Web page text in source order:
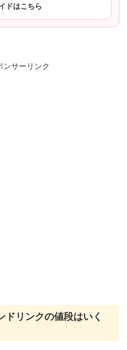
ドはこちら
ンサーリンク
ドリンクの値段はいく